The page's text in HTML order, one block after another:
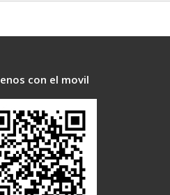
con el movil